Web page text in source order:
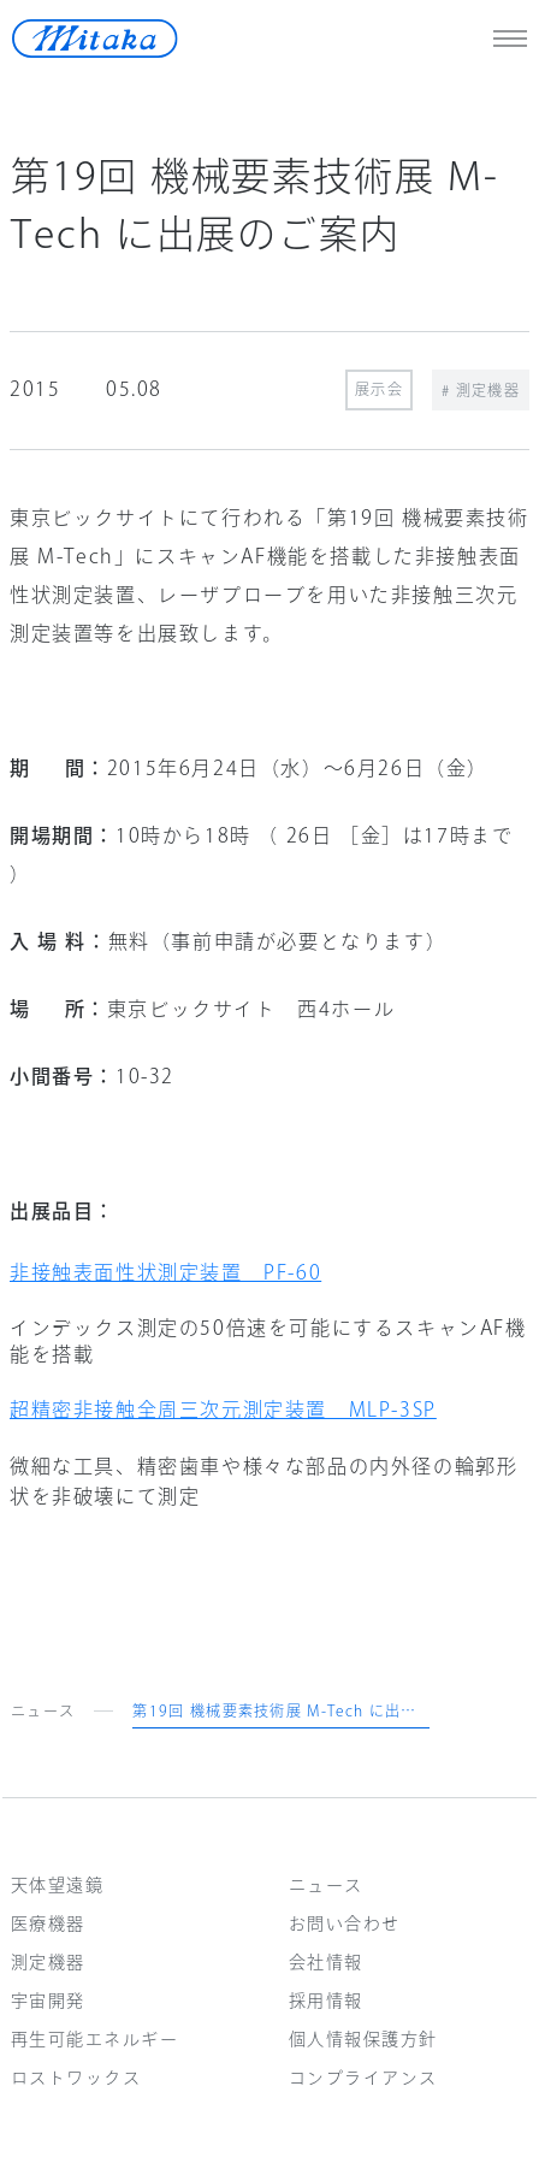
天体望遠鏡
医療機器
再生可能エネルギー
第19回 機械要素技術展 M-
Tech に出展のご案内
2015 05.08 展示会 # 測定機器
東京ビックサイトにて行われる「第19回 機械要素技術
展 M-Tech」にスキャンAF機能を搭載した非接触表面
性状測定装置、レーザプローブを用いた非接触三次元
測定装置等を出展致します。
期 間： 2015年6月24日（水）～6月26日（金）
開場期間：
10時から18時 （ 26日 ［金］は17時まで
）
入 場 料： 無料（事前申請が必要となります）
場 所： 東京ビックサイト 西4ホール
小間番号： 10-32
出展品目：
非接触表面性状測定装置 PF-60
インデックス測定の50倍速を可能にするスキャンAF機
能を搭載
超精密非接触全周三次元測定装置 MLP-3SP
微細な工具、精密歯車や様々な部品の内外径の輪郭形
状を非破壊にて測定
ニュース 第19回 機械要素技術展 M-Tech に出展のご案内
天体望遠鏡
医療機器
測定機器
宇宙開発
再生可能エネルギー
ロストワックス
ニュース
お問い合わせ
会社情報
採用情報
個人情報保護方針
コンプライアンス